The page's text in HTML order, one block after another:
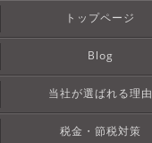
トップページ
Blog
当社が選ばれる理由
税金・節税対策